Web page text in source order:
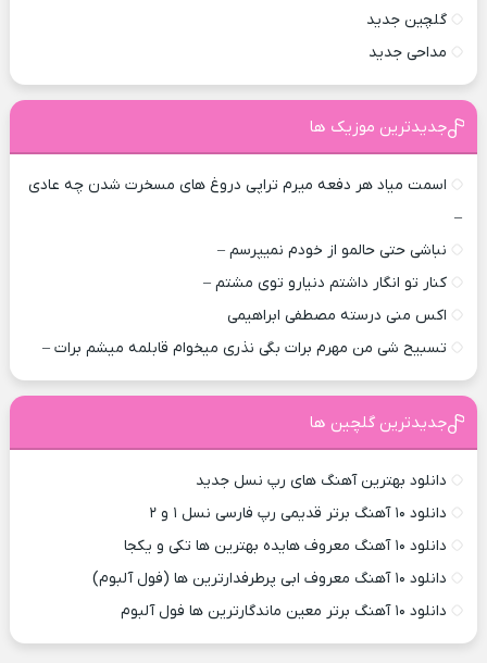
گلچین جدید
مداحی جدید
جدیدترین موزیک ها
اسمت میاد هر دفعه میرم تراپی دروغ‌ های مسخرت شدن چه عادی
–
نباشی حتی حالمو از خودم نمیپرسم –
کنار تو انگار داشتم دنیارو توی مشتم –
اکس منی درسته مصطفی ابراهیمی
تسبیح شی من مهرم برات بگی نذری میخوام قابلمه میشم برات –
جدیدترین گلچین ها
دانلود بهترین آهنگ های رپ نسل جدید
دانلود ۱۰ آهنگ برتر قدیمی رپ فارسی نسل ۱ و ۲
دانلود ۱۰ آهنگ معروف هایده بهترین ها تکی و یکجا
دانلود ۱۰ آهنگ معروف ابی پرطرفدارترین ها (فول آلبوم)
دانلود ۱۰ آهنگ برتر معین ماندگارترین ها فول آلبوم